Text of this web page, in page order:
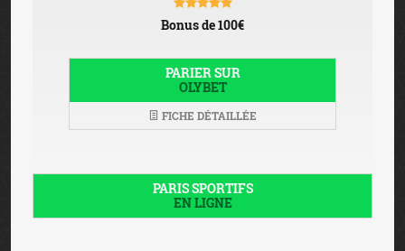
Bonus de 100€
PARIER SUR
OLYBET
FICHE DÉTAILLÉE
PARIS SPORTIFS
EN LIGNE